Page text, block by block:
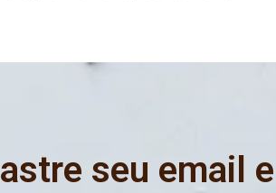
seu email